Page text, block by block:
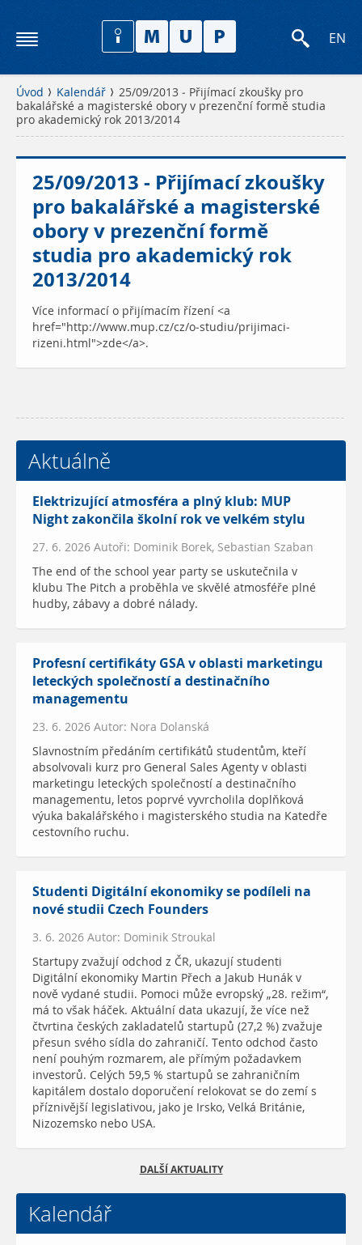
EN
Úvod Kalendář
25/09/2013 - Přijímací zkoušky pro
bakalářské a magisterské obory v prezenční formě studia
pro akademický rok 2013/2014
25/09/2013 - Přijímací zkoušky
pro bakalářské a magisterské
obory v prezenční formě
studia pro akademický rok
2013/2014
Více informací o přijímacím řízení <a
href="http://www.mup.cz/cz/o-studiu/prijimaci-
rizeni.html">zde</a>.
Aktuálně
Elektrizující atmosféra a plný klub: MUP
Night zakončila školní rok ve velkém stylu
27. 6. 2026 Autoři: Dominik Borek, Sebastian Szaban
The end of the school year party se uskutečnila v
klubu The Pitch a proběhla ve skvělé atmosféře plné
hudby, zábavy a dobré nálady.
Profesní certifikáty GSA v oblasti marketingu
leteckých společností a destinačního
managementu
23. 6. 2026 Autor: Nora Dolanská
Slavnostním předáním certifikátů studentům, kteří
absolvovali kurz pro General Sales Agenty v oblasti
marketingu leteckých společností a destinačního
managementu, letos poprvé vyvrcholila doplňková
výuka bakalářského i magisterského studia na Katedře
cestovního ruchu.
Studenti Digitální ekonomiky se podíleli na
nové studii Czech Founders
3. 6. 2026 Autor: Dominik Stroukal
Startupy zvažují odchod z ČR, ukazují studenti
Digitální ekonomiky Martin Přech a Jakub Hunák v
nově vydané studii. Pomoci může evropský „28. režim“,
má to však háček. Aktuální data ukazují, že více než
čtvrtina českých zakladatelů startupů (27,2 %) zvažuje
přesun svého sídla do zahraničí. Tento odchod často
není pouhým rozmarem, ale přímým požadavkem
investorů. Celých 59,5 % startupů se zahraničním
kapitálem dostalo doporučení relokovat se do zemí s
příznivější legislativou, jako je Irsko, Velká Británie,
Nizozemsko nebo USA.
DALŠÍ AKTUALITY
Kalendář